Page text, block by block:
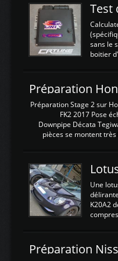
sans le
boitier
dans le
La
l'entrée
tension
est
Préparation Stage 2 sur
FK2 2017 Pose
Downpipe Décata
pièces se montent
légere découpe du
negénant en rien
fonctionnement
reprogrammation
calculateur
économique au
d'origine 310cv et
Une
K20A2
un